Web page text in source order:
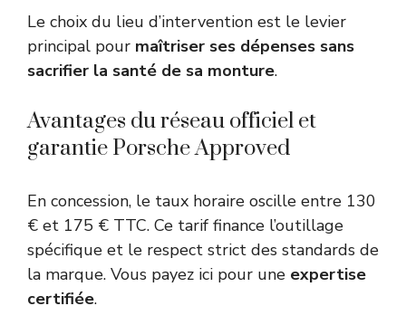
Le choix du lieu d’intervention est le levier
principal pour maîtriser ses dépenses sans
sacrifier la santé de sa monture.
Avantages du réseau officiel et
garantie Porsche Approved
En concession, le taux horaire oscille entre 130
€ et 175 € TTC. Ce tarif finance l’outillage
spécifique et le respect strict des standards de
la marque. Vous payez ici pour une expertise
certifiée.